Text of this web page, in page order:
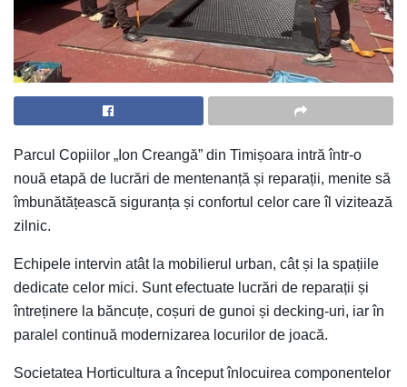
Parcul Copiilor „Ion Creangă” din Timișoara intră într-o
nouă etapă de lucrări de mentenanță și reparații, menite să
îmbunătățească siguranța și confortul celor care îl vizitează
zilnic.
Echipele intervin atât la mobilierul urban, cât și la spațiile
dedicate celor mici. Sunt efectuate lucrări de reparații și
întreținere la băncuțe, coșuri de gunoi și decking-uri, iar în
paralel continuă modernizarea locurilor de joacă.
Societatea Horticultura a început înlocuirea componentelor